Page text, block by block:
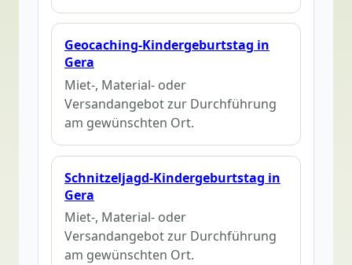
Geocaching-Kindergeburtstag in
Gera
Miet-, Material- oder
Versandangebot zur Durchführung
am gewünschten Ort.
Schnitzeljagd-Kindergeburtstag in
Gera
Miet-, Material- oder
Versandangebot zur Durchführung
am gewünschten Ort.